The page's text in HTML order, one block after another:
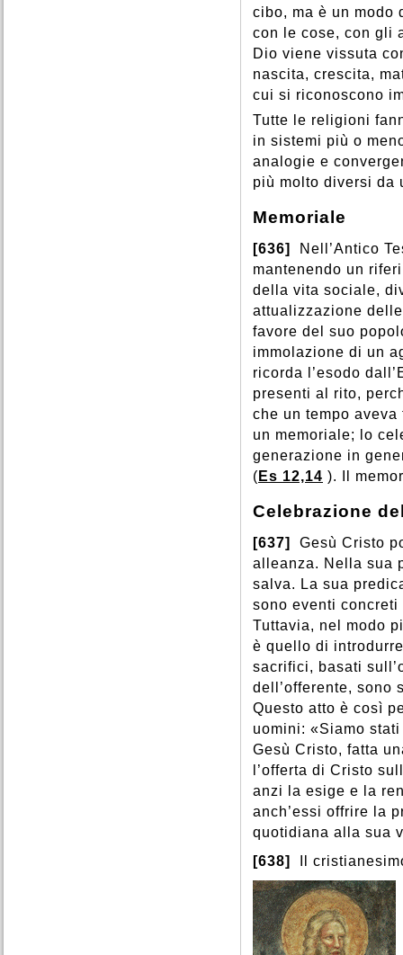
cibo, ma è un modo
con le cose, con gli
Dio viene vissuta
nascita, crescita,
cui si riconoscono
Tutte le religioni
in sistemi più o
analogie e
più molto diversi da
Memoriale
[636]
Nell’Antico
mantenendo un
della vita sociale,
attualizzazione
favore del suo
immolazione di un
ricorda l’esodo
presenti al rito,
che un tempo
un memoriale; lo
generazione in
( Es 12,14 ). Il
Celebrazione
[637]
Gesù Cristo
alleanza. Nella sua
salva. La sua
sono eventi
Tuttavia, nel modo
è quello di
sacrifici, basati
dell’offerente, sono
Questo atto è così
uomini: «Siamo
Gesù Cristo, fatta
l’offerta di Cristo
anzi la esige e la
anch’essi offrire la
quotidiana alla sua
[638]
Il